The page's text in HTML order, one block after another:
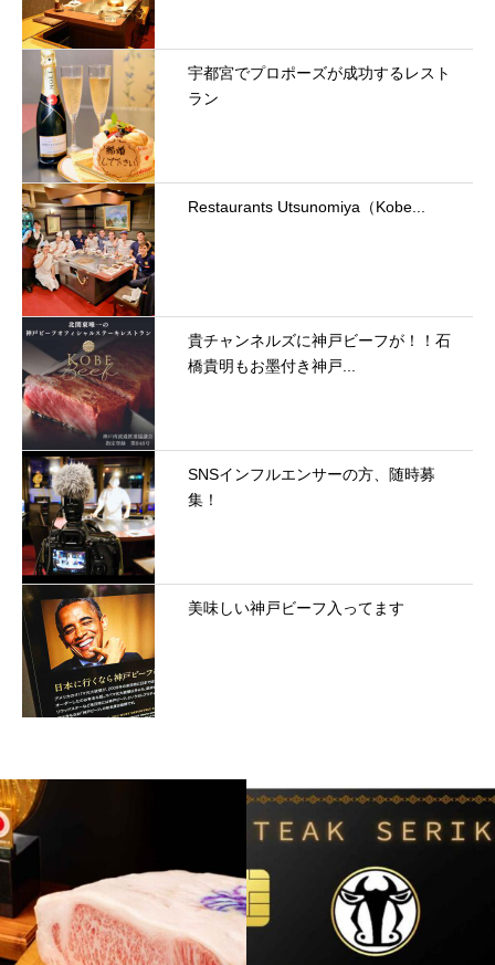
宇都宮でプロポーズが成功するレスト
ラン
Restaurants Utsunomiya（Kobe...
貴チャンネルズに神戸ビーフが！！石
橋貴明もお墨付き神戸...
SNSインフルエンサーの方、随時募
集！
美味しい神戸ビーフ入ってます